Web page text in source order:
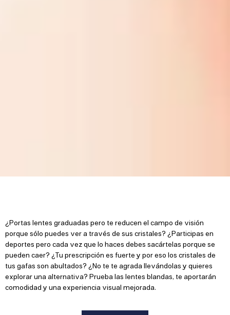
¿Portas lentes graduadas pero te reducen el campo de visión
porque sólo puedes ver a través de sus cristales? ¿Participas en
deportes pero cada vez que lo haces debes sacártelas porque se
pueden caer? ¿Tu prescripción es fuerte y por eso los cristales de
tus gafas son abultados? ¿No te te agrada llevándolas y quieres
explorar una alternativa? Prueba las lentes blandas, te aportarán
comodidad y una experiencia visual mejorada.